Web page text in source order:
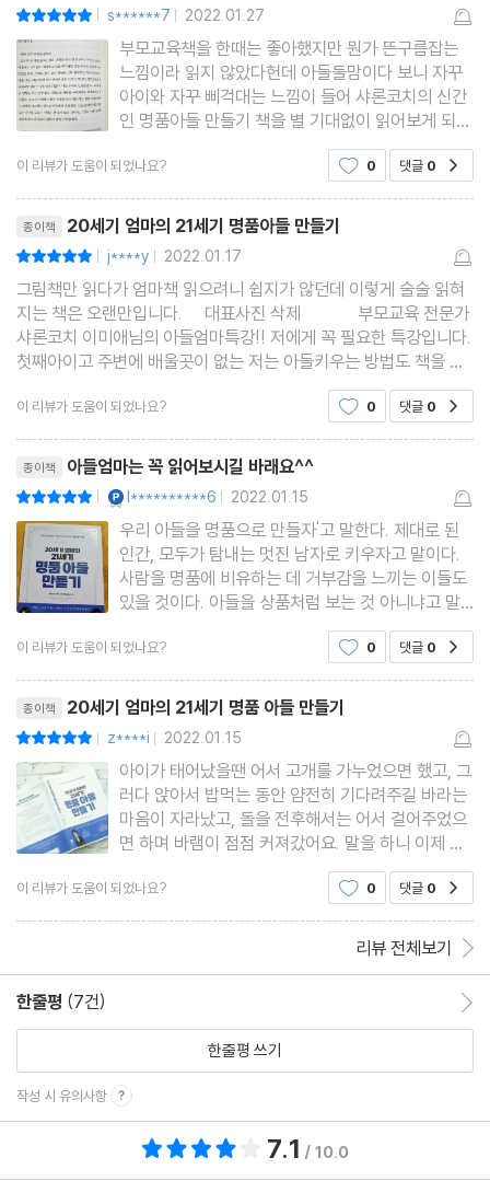
6장. 땀 흘려 운동하라
우등생이 되려면 운동은 필수
운동의 시작은 놀이터에서
소통형 인재를 만드는 팀 스포츠
[브루스킴 인터뷰 - 운동 편]
꿈에 날개를 달아 주는 영어
[브루스킴 인터뷰 - 영어 편]
풍요로운 삶을 만드는 독서
[브루스킴 인터뷰 - 독서 편]
친할수록 이득인 수학
안목을 높여 주는 예술
3부_ 명품 아들의 완성
8장. 디테일이 명품을 만든다
돈의 소중함을 아는 남자로
좋은 소비를 가르쳐라
시간 관리를 잘하는 남자로
코로나, 위기가 아닌 기회로
외모를 관리할 줄 아는 남자로
원하는 대학에 합격하면 부모의 일이 끝날까?
에필로그
| s******7 | 2022.01.27
부모교육책을 한때는 좋아했지만 뭔가 뜬구름잡는
느낌이라 읽지 않았다헌데 아들둘맘이다 보니 자꾸
아이와 자꾸 삐걱대는 느낌이 들어 샤론코치의 신간
인 명품아들 만들기 책을 별 기대없이 읽어보게 되었
다장성한 명품 아들이 있어서 그런지 임신했을때 부
터 성인이 된 아들의 모습을 쭉 훑어주어 많은 도움
고? 이런 느낌을 받았던 독
이 리뷰가 도움이 되었나요? 0 댓글 0
종이책 20세기 엄마의 21세기 명품아들 만들기
| j****y | 2022.01.17
그림책만 읽다가 엄마책 읽으려니 쉽지가 않던데 이렇게 술술 읽혀
지는 책은 오랜만입니다. 대표사진 삭제 부모교육 전문가
샤론코치 이미애님의 아들엄마특강!! 저에게 꼭 필요한 특강입니다.
첫째아이고 주변에 배울곳이 없는 저는 아들키우는 방법도 책을 통
해 알아갑니다. 아들을 키워 낸 엄마로서, 경험 많은 부모 교육
이 리뷰가 도움이 되었나요? 0 댓글 0
종이책 아들엄마는 꼭 읽어보시길 바래요^^
| l**********6 | 2022.01.15
우리 아들을 명품으로 만들자'고 말한다. 제대로 된
인간, 모두가 탐내는 멋진 남자로 키우자고 말이다.
사람을 명품에 비유하는 데 거부감을 느끼는 이들도
있을 것이다. 아들을 상품처럼 보는 것 아니냐고 말
이다. 그러나 이 말속에는 사람은 변화한다는 강한
믿음이 담겨 있다.명품은 그냥 만들어지지 않는다.
만들어진다. 그 가치를
이 리뷰가 도움이 되었나요? 0 댓글 0
종이책 20세기 엄마의 21세기 명품 아들 만들기
| z****i | 2022.01.15
아이가 태어났을땐 어서 고개를 가누었으면 했고, 그
러다 앉아서 밥먹는 동안 얌전히 기다려주길 바라는
마음이 자라났고, 돌을 전후해서는 어서 걸어주었으
면 하며 바램이 점점 커져갔어요. 말을 하니 이제 스
스로 책을 읽었으면 했고, 학교를 들어가니 이제 정
말 혼자서 스스로 할 수 있는 일을 더 많이 바라게 되
이 리뷰가 도움이 되었나요? 0 댓글 0
리뷰 전체보기
한줄평 (7건)
한줄평 쓰기
작성 시 유의사항
7.1 / 10.0